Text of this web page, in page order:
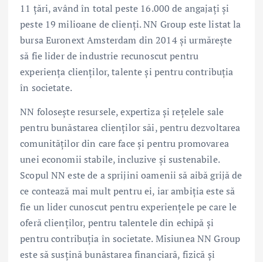
11 țări, având în total peste 16.000 de angajați și
peste 19 milioane de clienți. NN Group este listat la
bursa Euronext Amsterdam din 2014 și urmărește
să fie lider de industrie recunoscut pentru
experiența clienților, talente și pentru contribuția
în societate.
NN folosește resursele, expertiza și rețelele sale
pentru bunăstarea clienților săi, pentru dezvoltarea
comunităților din care face și pentru promovarea
unei economii stabile, incluzive și sustenabile.
Scopul NN este de a sprijini oamenii să aibă grijă de
ce contează mai mult pentru ei, iar ambiția este să
fie un lider cunoscut pentru experiențele pe care le
oferă clienților, pentru talentele din echipă și
pentru contribuția în societate. Misiunea NN Group
este să susțină bunăstarea financiară, fizică și